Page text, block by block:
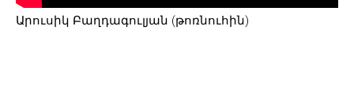
Արուսիկ Բաղդագուլյան (թոռնուհին)